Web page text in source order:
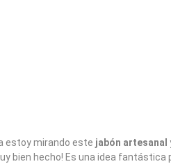
estoy mirando este jabón artesanal
bien hecho! Es una idea